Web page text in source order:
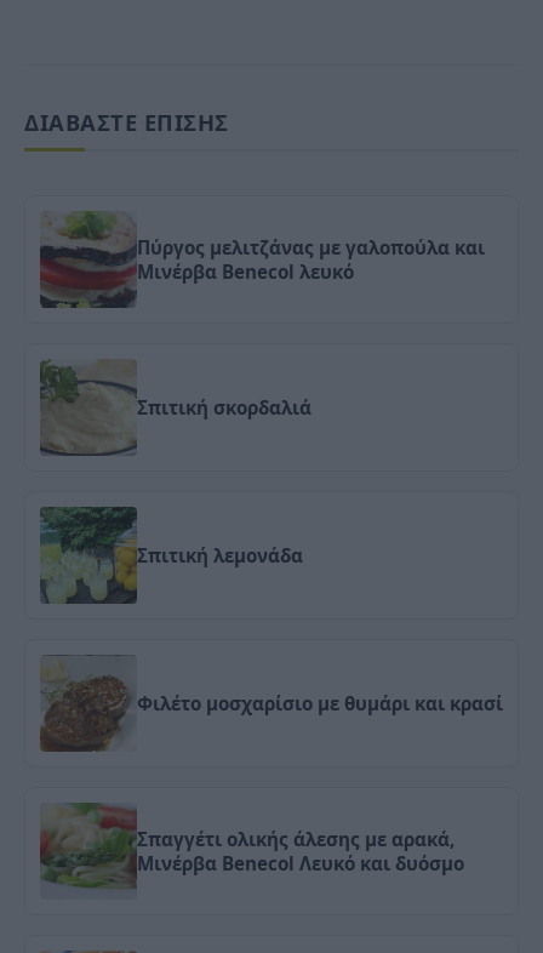
ΔΙΑΒΑΣΤΕ ΕΠΙΣΗΣ
Πύργος μελιτζάνας με γαλοπούλα και
Μινέρβα Benecol λευκό
Σπιτική σκορδαλιά
Σπιτική λεμονάδα
Φιλέτο μοσχαρίσιο με θυμάρι και κρασί
Σπαγγέτι ολικής άλεσης με αρακά,
Μινέρβα Benecol Λευκό και δυόσμο